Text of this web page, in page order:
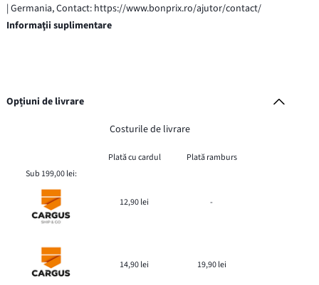
| Germania, Contact: https://www.bonprix.ro/ajutor/contact/
Informaţii suplimentare
Opțiuni de livrare
Costurile de livrare
Plată cu cardul
Plată ramburs
Sub 199,00 lei:
12,90 lei -
14,90 lei 19,90 lei